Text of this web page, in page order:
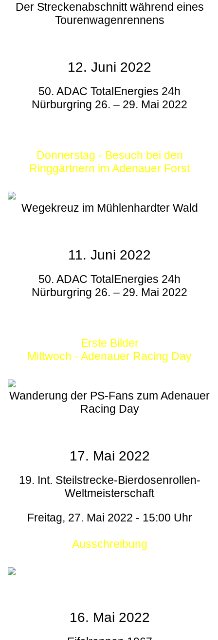
Der Streckenabschnitt während eines
Tourenwagenrennens
12. Juni 2022
50. ADAC TotalEnergies 24h
Nürburgring 26. – 29. Mai 2022
Donnerstag - Besuch bei den
Ringgärtnern im Adenauer Forst
Wegekreuz im Mühlenhardter Wald
11. Juni 2022
50. ADAC TotalEnergies 24h
Nürburgring 26. – 29. Mai 2022
Erste Bilder
Mittwoch - Adenauer Racing Day
Wanderung der PS-Fans zum Adenauer
Racing Day
17. Mai 2022
19. Int. Steilstrecke-Bierdosenrollen-
Weltmeisterschaft
Freitag, 27. Mai 2022 - 15:00 Uhr
Ausschreibung
16. Mai 2022